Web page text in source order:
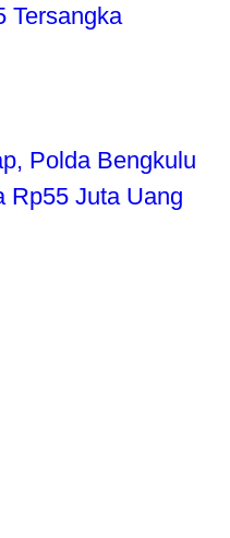
Tersangka
Polda Bengkulu
Rp55 Juta Uang